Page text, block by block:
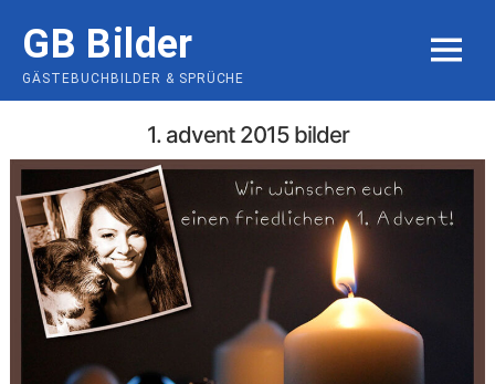
content
GB Bilder
GÄSTEBUCHBILDER & SPRÜCHE
MENU
1. advent 2015 bilder